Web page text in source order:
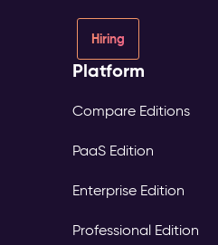
Hiring
Platform
Compare Editions
PaaS Edition
Enterprise Edition
Professional Edition